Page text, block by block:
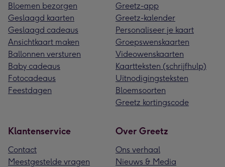
Bloemen bezorgen
Geslaagd kaarten
Geslaagd cadeaus
Ansichtkaart maken
Ballonnen versturen
Baby cadeaus
Fotocadeaus
Feestdagen
Greetz-app
Greetz-kalender
Personaliseer je kaart
Groepswenskaarten
Videowenskaarten
Kaartteksten (schrijfhulp)
Uitnodigingsteksten
Bloemsoorten
Greetz kortingscode
Klantenservice
Contact
Meestgestelde vragen
Over Greetz
Ons verhaal
Nieuws & Media